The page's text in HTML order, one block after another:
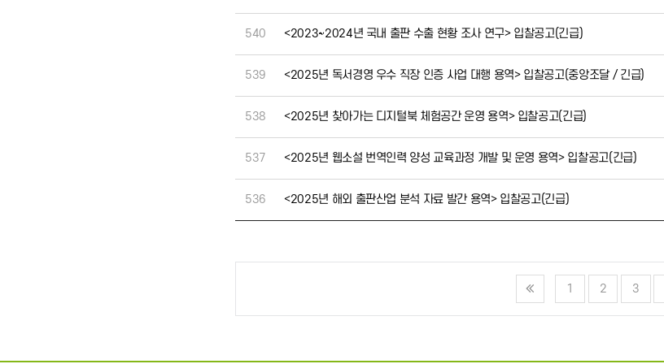
540 <2023~2024년 국내 출판 수출 현황 조사 연구> 입찰공고(긴급)
539 <2025년 독서경영 우수 직장 인증 사업 대행 용역> 입찰공고(중앙조달 / 긴급)
538 <2025년 찾아가는 디지털북 체험공간 운영 용역> 입찰공고(긴급)
537 <2025년 웹소설 번역인력 양성 교육과정 개발 및 운영 용역> 입찰공고(긴급)
536 <2025년 해외 출판산업 분석 자료 발간 용역> 입찰공고(긴급)
1 2 3